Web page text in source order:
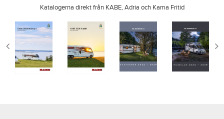
Katalogerna direkt från KABE, Adria och Kama Fritid